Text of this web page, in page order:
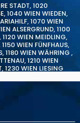
STADT,1020
,1040 WIEN WIEDEN,
,1070 WIEN
ALSERGRUND,1100
,1120 WIEN MEIDLING,
1150 WIEN FÜNFHAUS,
,1180 WIEN WÄHRING ,
,1210 WIEN
,1230 WIEN LIESING